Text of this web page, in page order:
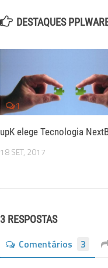
DESTAQUES
1
upK elege Tecnologia
18 SET, 2017
3 RESPOSTAS
Comentários 3